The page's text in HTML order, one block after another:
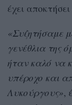
έχει
«Συζητήσαμε
γενέθλια της
ήταν καλό να
υπέροχο και
Λυκούργους»,